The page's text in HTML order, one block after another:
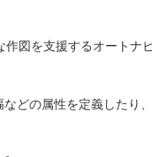
図を支援するオートナ
どの属性を定義したり